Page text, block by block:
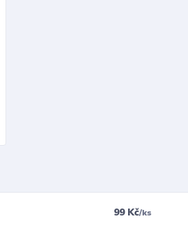
99 Kč/ks